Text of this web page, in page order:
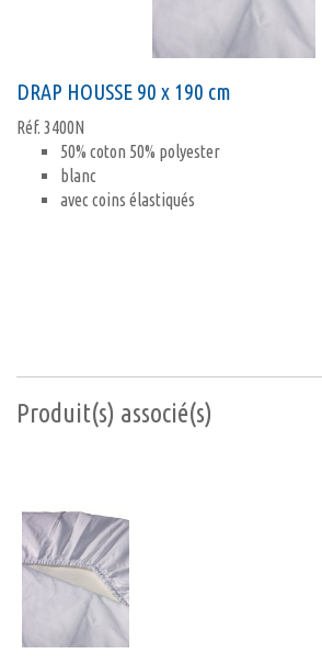
DRAP HOUSSE 90 x 190 cm
Réf. 3400N
50% coton 50% polyester
blanc
avec coins élastiqués
Produit(s) associé(s)